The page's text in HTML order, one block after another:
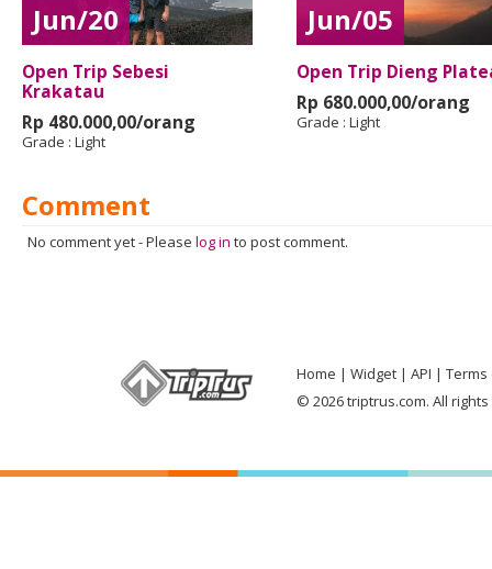
Jun/20
Open Trip Sebesi
Krakatau
Rp 480.000,00/orang
Grade : Light
Jun/05
Open Trip Dieng
Rp 680.000,00/orang
Grade : Light
Comment
No comment yet-Please log in to post comment.
Home Widget API
Terms
© 2026 triptrus.com. All